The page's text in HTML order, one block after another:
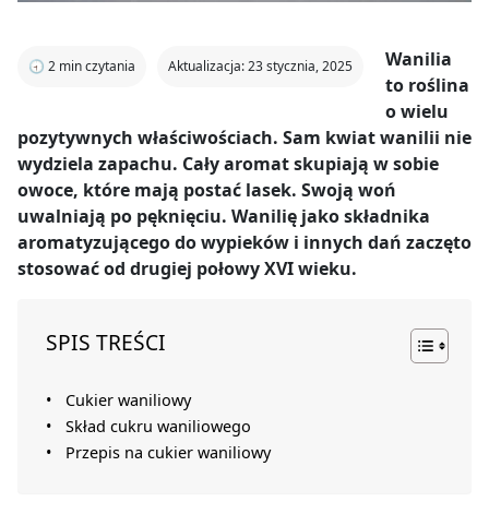
🕣 2 min czytania Aktualizacja: 23 stycznia, 2025
Wanilia
to roślina
o wielu
pozytywnych właściwościach. Sam kwiat wanilii nie
wydziela zapachu. Cały aromat skupiają w sobie
owoce, które mają postać lasek. Swoją woń
uwalniają po pęknięciu. Wanilię jako składnika
aromatyzującego do wypieków i innych dań zaczęto
stosować od drugiej połowy XVI wieku.
SPIS TREŚCI
Cukier waniliowy
Skład cukru waniliowego
Przepis na cukier waniliowy